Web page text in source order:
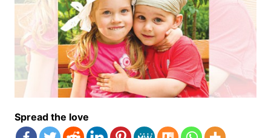
Spread the love